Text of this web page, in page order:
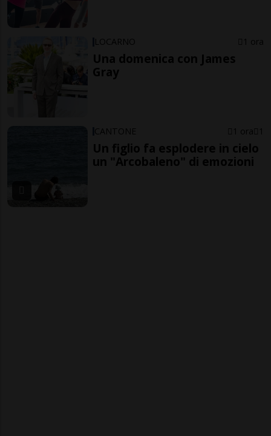
LOCARNO 1 ora
Una domenica con James
Gray
CANTONE 1 ora 1
Un figlio fa esplodere in cielo
un "Arcobaleno" di emozioni